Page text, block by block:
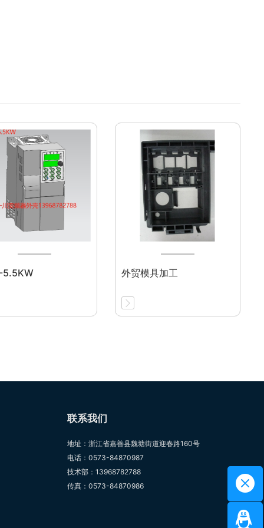
5.5KW 外贸模具加工
联系我们
地址：浙江省嘉善县魏塘街道迎春路160号
电话：0573-84870987
技术部：13968782788
传真：0573-84870986